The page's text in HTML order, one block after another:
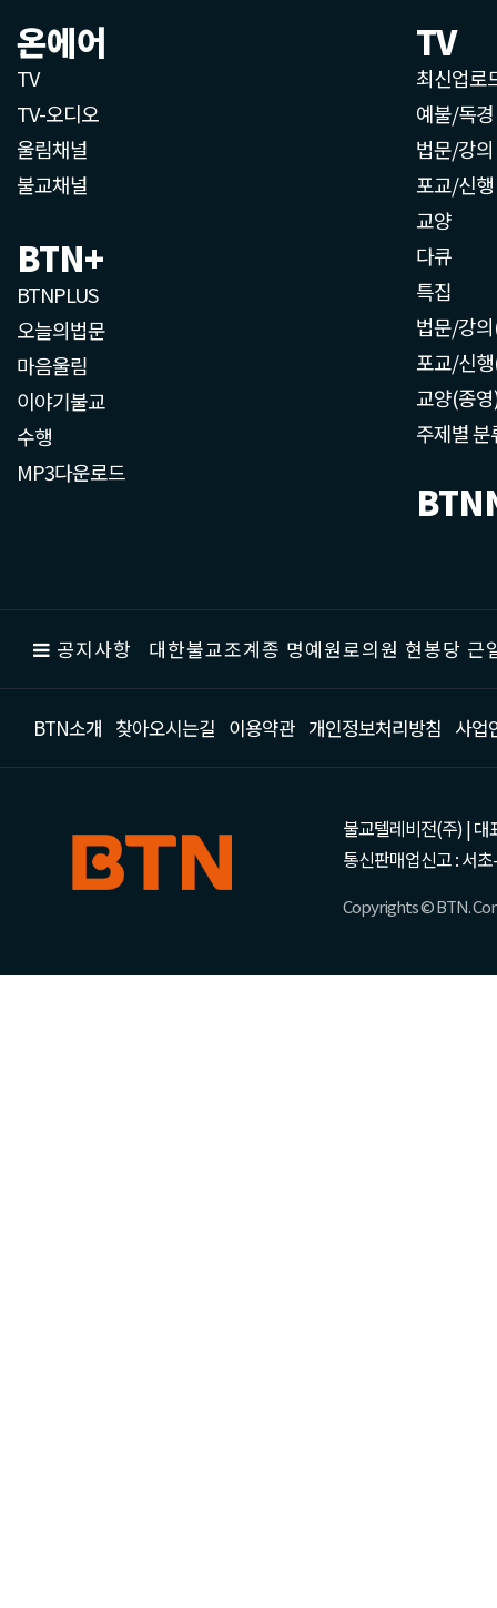
온에어
TV
TV-오디오
울림채널
불교채널
BTN+
BTNPLUS
오늘의법문
마음울림
이야기불교
수행
MP3다운로드
TV
최신업로
예불/독경
법문/강의
포교/신행
교양
다큐
특집
법문/강
포교/신
교양(종
주제별 분
공지사항 대한불교조계종 명예원로의원 현봉당
BTN소개 찾아오시는길 이용약관 개인정보처리방침 사업
불교텔레비전(주) | 대
통신판매업신고 : 서
Copyrights © BTN.